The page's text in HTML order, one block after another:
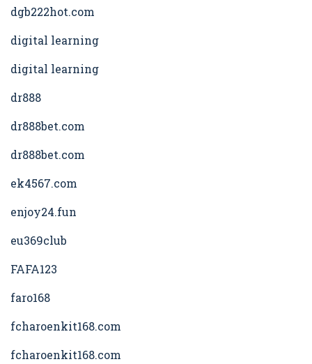
dgb222hot.com
digital learning
digital learning
dr888
dr888bet.com
dr888bet.com
ek4567.com
enjoy24.fun
eu369club
FAFA123
faro168
fcharoenkit168.com
fcharoenkit168.com